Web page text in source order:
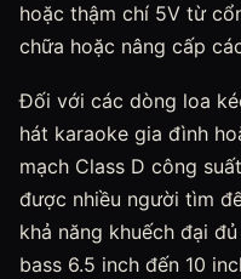
hoặc thậm chí 5V từ
chữa hoặc nâng cấp
Đối với các dòng loa
hát karaoke gia đình
mạch Class D công
được nhiều người tìm
khả năng khuếch đại
bass 6.5 inch đến 10